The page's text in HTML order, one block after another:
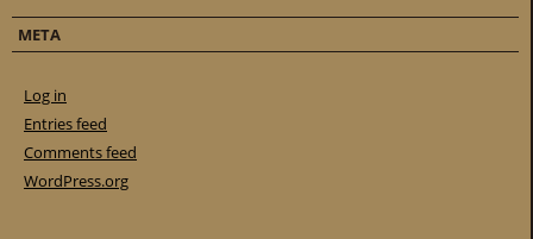
META
Log in
Entries feed
Comments feed
WordPress.org